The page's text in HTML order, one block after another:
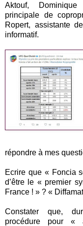
Aktouf, Dominique
principale de
Ropert, assistante
informatif.
répondre à mes
Ecrire que « Foncia
d’être le « premier
France ! » ? «
Constater que,
procédure pour «